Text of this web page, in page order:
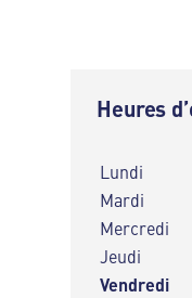
Heures
Lundi
Mardi
Mercredi
Jeudi
Vendredi